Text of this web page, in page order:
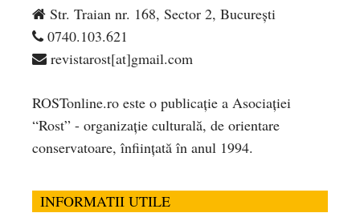
Str. Traian nr. 168, Sector 2, București
0740.103.621
revistarost[at]gmail.com
ROSTonline.ro este o publicaţie a Asociaţiei
“Rost” - organizaţie culturală, de orientare
conservatoare, înfiinţată în anul 1994.
INFORMATII UTILE